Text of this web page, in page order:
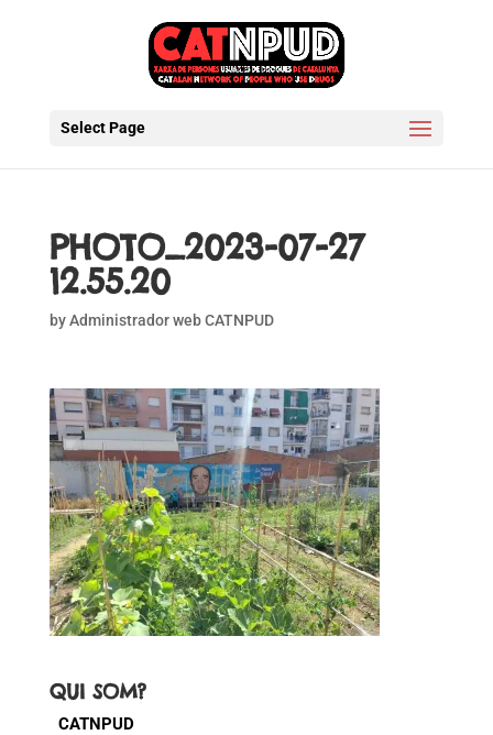
Select Page
PHOTO_2023-07-27
12.55.20
byAdministrador web CATNPUD
QUI SOM?
CATNPUD